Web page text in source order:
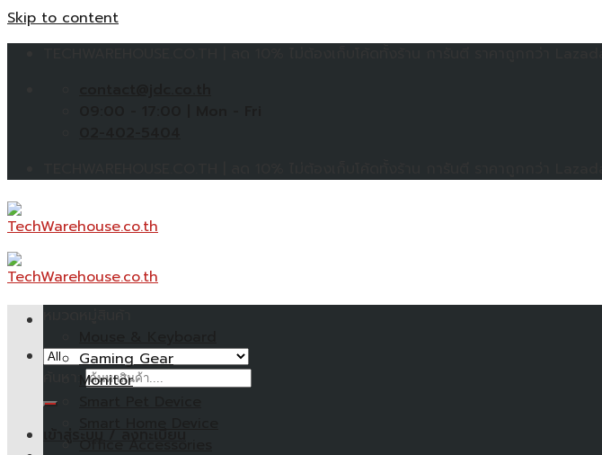
Skip to content
Gaming Gear
Monitor